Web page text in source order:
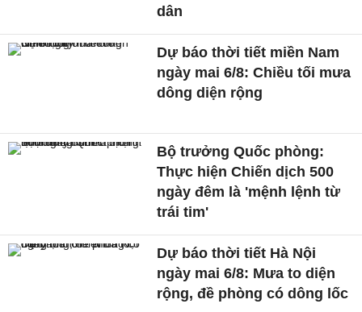
dân
Dự báo thời tiết miền Nam
ngày mai 6/8: Chiều tối mưa
dông diện rộng
Bộ trưởng Quốc phòng:
Thực hiện Chiến dịch 500
ngày đêm là 'mệnh lệnh từ
trái tim'
Dự báo thời tiết Hà Nội
ngày mai 6/8: Mưa to diện
rộng, đề phòng có dông lốc